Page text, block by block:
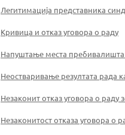
Легитимација представника
Кривица и отказ уговора о раду
Напуштање места пребивалишта
Неостваривање резултата рада
Незаконит отказ уговора о раду
Незаконитост отказа уговора о